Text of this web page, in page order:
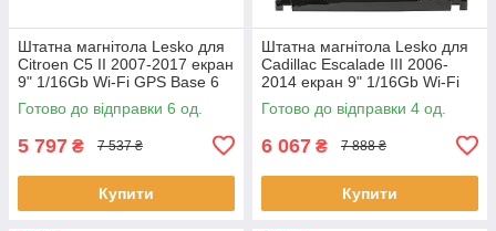
Штатна магнітола Lesko для
Citroen C5 II 2007-2017 екран
9" 1/16Gb Wi-Fi GPS Base 6
шт.
Готово до відправки 6 од.
5 797 ₴ 7 537 ₴
Купити
Штатна магнітола Lesko для
Cadillac Escalade III 2006-
2014 екран 9" 1/16Gb Wi-Fi
GPS Base Каміллак 4 шт.
Готово до відправки 4 од.
6 067 ₴ 7 888 ₴
Купити